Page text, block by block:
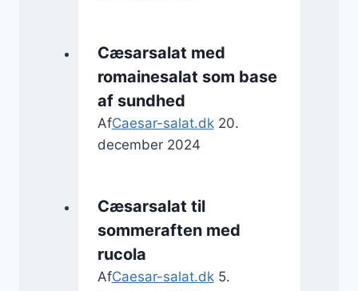
Cæsarsalat med
romainesalat som base
af sundhed
AfCaesar-salat.dk 20.
december 2024
Cæsarsalat til
sommeraften med
rucola
AfCaesar-salat.dk 5.